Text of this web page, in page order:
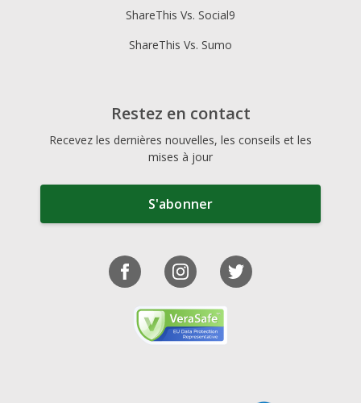
ShareThis Vs. Social9
ShareThis Vs. Sumo
Restez en contact
Recevez les dernières nouvelles, les conseils et les
mises à jour
S'abonner